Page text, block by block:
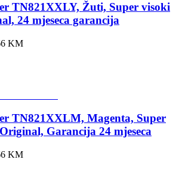
TN821XXLY, Žuti, Super visoki
24 mjeseca garancija
KM
TN821XXLM, Magenta, Super
Garancija 24 mjeseca
KM